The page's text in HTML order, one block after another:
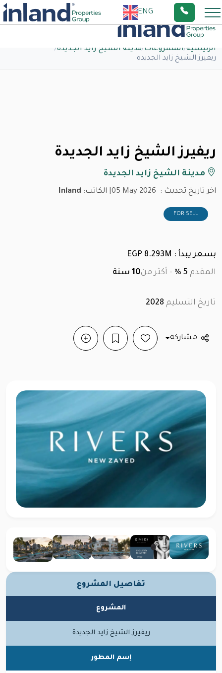
ENG
الرئيسية/المشروعات/مدينة الشيخ زايد الجديدة/
ريفيرز الشيخ زايد الجديدة
ريفيرز الشيخ زايد الجديدة
مدينة الشيخ زايد الجديدة
اخر تاريخ تحديث : 05 May 2026 | الكاتب: Inland
FOR SELL
بسعر يبدأ : EGP 8.293M
المقدم 5 %
- أكثر من10 سنة
تاريخ التسليم 2028
مشاركة
تفاصيل المشروع
المشروع
ريفيرز الشيخ زايد الجديدة
إسم المطور